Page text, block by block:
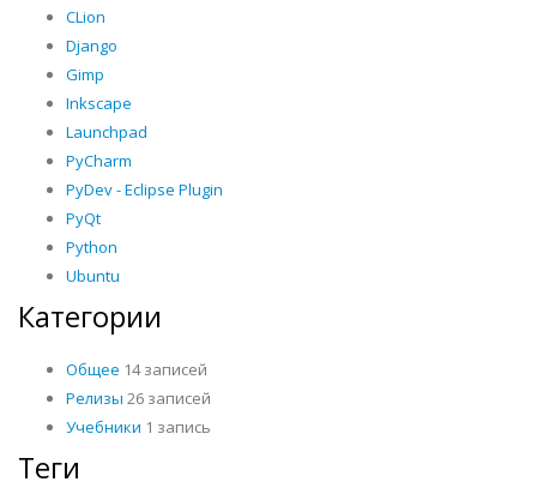
CLion
Django
Gimp
Inkscape
Launchpad
PyCharm
PyDev - Eclipse Plugin
PyQt
Python
Ubuntu
Категории
Общее 14 записей
Релизы 26 записей
Учебники 1 запись
Теги